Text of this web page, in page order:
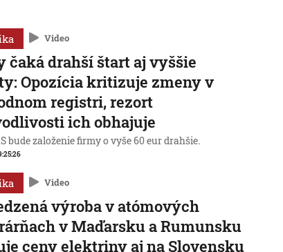
Video
čaká drahší štart aj vyššie
Opozícia kritizuje zmeny v
registri, rezort
ich obhajuje
bude založenie firmy o vyše 60 eur drahšie.
Video
výroba v atómových
v Maďarsku a Rumunsku
ceny elektriny aj na Slovensku